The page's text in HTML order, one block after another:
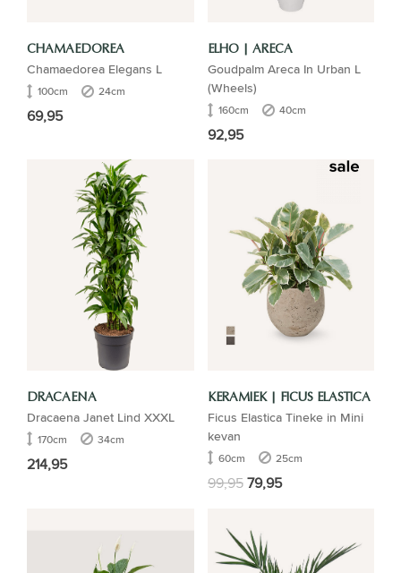
CHAMAEDOREA
Chamaedorea Elegans L
100cm 24cm
69,95
ELHO | ARECA
Goudpalm Areca In Urban L
(Wheels)
160cm 40cm
92,95
DRACAENA
Dracaena Janet Lind XXXL
170cm 34cm
214,95
KERAMIEK | FICUS ELASTICA
Ficus Elastica Tineke in Mini
kevan
60cm 25cm
99,9579,95